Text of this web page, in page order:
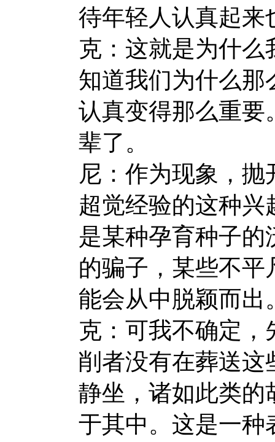
待年轻人认真起来
克：这就是为什么
知道我们为什么那
认真变得那么重要
辈了。
尼：作为现象，
超觉经验的这种
是某种孕育种子
的骗子，某些不
能会从中脱颖而出
克：可我不确定
削者没有在葬送这
静坐，诸如此类
于其中。这是一种